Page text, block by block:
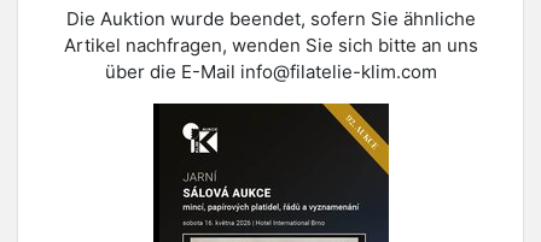
Die Auktion wurde beendet, sofern Sie ähnliche
Artikel nachfragen, wenden Sie sich bitte an uns
über die E-Mail info@filatelie-klim.com